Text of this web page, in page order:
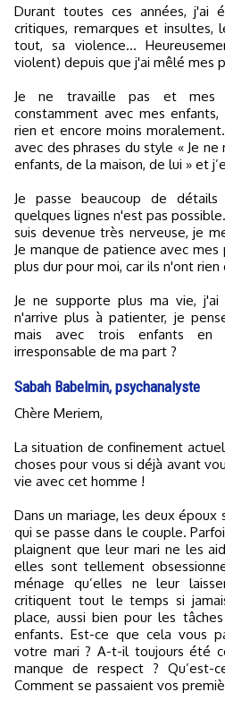
Durant toutes ces années, j'ai
critiques, remarques et insultes,
tout, sa violence…
violent) depuis que j'ai mêlé mes
Je ne travaille pas et mes
constamment avec mes
rien et encore moins
avec des phrases du style « Je
enfants, de la maison, de lui » et
Je passe beaucoup de
quelques lignes n'est pas
suis devenue très nerveuse, je
Je manque de patience avec
plus dur pour moi, car ils n'ont rien
Je ne supporte plus ma vie, j'ai
n'arrive plus à patienter, je
mais avec trois enfants en
irresponsable de ma part ?
Sabah Babelmin, psychanalyste
Chère Meriem,
La situation de confinement
choses pour vous si déjà avant
vie avec cet homme !
Dans un mariage, les deux époux
qui se passe dans le couple.
plaignent que leur mari ne les
elles sont tellement
ménage qu’elles ne leur
critiquent tout le temps si
place, aussi bien pour les
enfants. Est-ce que cela vous
votre mari ? A-t-il toujours été
manque de respect ? Qu’est-
Comment se passaient vos